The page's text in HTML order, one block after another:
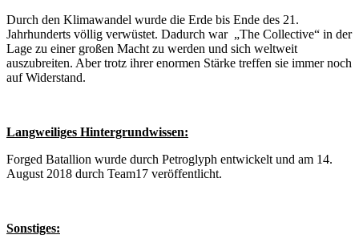
Durch den Klimawandel wurde die Erde bis Ende des 21.
Jahrhunderts völlig verwüstet. Dadurch war „The Collective“ in der
Lage zu einer großen Macht zu werden und sich weltweit
auszubreiten. Aber trotz ihrer enormen Stärke treffen sie immer noch
auf Widerstand.
Langweiliges Hintergrundwissen:
Forged Batallion wurde durch Petroglyph entwickelt und am 14.
August 2018 durch Team17 veröffentlicht.
Sonstiges: